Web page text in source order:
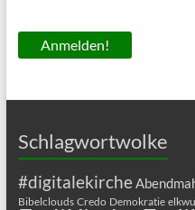
Schlagwortwolke
#digitalekirche
Bibelclouds Credo Demokratie